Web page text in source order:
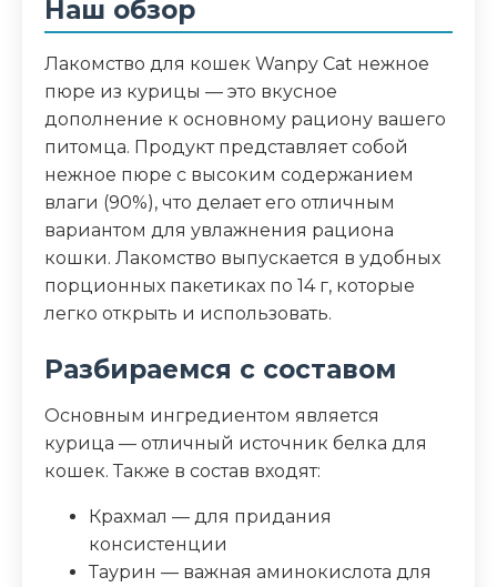
Сырой белок 6,5%; Сырой жир 0,1%;
Клетчатка 1,0%; Зола 2,0%; Влага 90,0%
Дополнительные ингредиенты
таурин, полифенолы чая, витамины (A,
B2, B3, B5, D3, E), ксантановая камедь
Пищевая ценность
Белок (%) 6.5
Зола (%) 2
Влага (%)
Калорийность (ккал/100г)
Наш обзор
Лакомство для кошек Wanpy Cat нежное
пюре из курицы — это вкусное
дополнение к основному рациону вашего
питомца. Продукт представляет собой
нежное пюре с высоким содержанием
влаги (90%), что делает его отличным
вариантом для увлажнения рациона
кошки. Лакомство выпускается в удобных
порционных пакетиках по 14 г, которые
легко открыть и использовать.
Разбираемся с составом
Основным ингредиентом является
курица — отличный источник белка для
кошек. Также в состав входят:
Крахмал — для придания
консистенции
Таурин — важная аминокислота для